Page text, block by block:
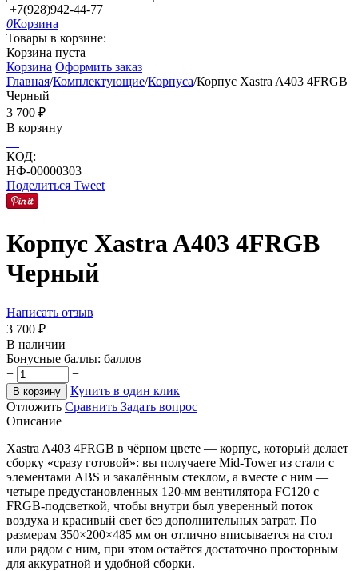
+7(928)942-44-77
0Корзина
Товары в корзине:
Корзина пуста
Корзина Оформить заказ
Главная/Комплектующие/Корпуса/Корпус Xastra A403 4FRGB
Черный
3 700 ₽
В корзину
КОД:
НФ-00000303
Поделиться Tweet
Корпус Xastra A403 4FRGB
Черный
Написать отзыв
3 700 ₽
В наличии
Бонусные баллы: баллов
+
−
В корзину
Купить в один клик
Отложить Сравнить Задать вопрос
Описание
Xastra A403 4FRGB в чёрном цвете — корпус, который делает
сборку «сразу готовой»: вы получаете Mid-Tower из стали с
элементами ABS и закалённым стеклом, а вместе с ним —
четыре предустановленных 120-мм вентилятора FC120 с
FRGB-подсветкой, чтобы внутри был уверенный поток
воздуха и красивый свет без дополнительных затрат. По
размерам 350×200×485 мм он отлично вписывается на стол
или рядом с ним, при этом остаётся достаточно просторным
для аккуратной и удобной сборки.